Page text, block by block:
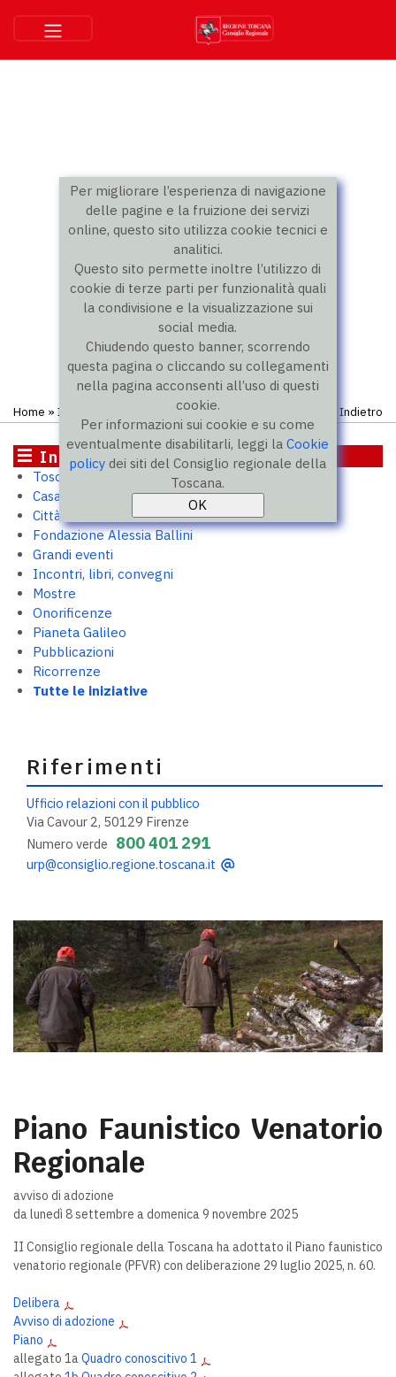
Per migliorare l’esperienza di navigazione
delle pagine e la fruizione dei servizi
online, questo sito utilizza cookie tecnici e
analitici.
Questo sito permette inoltre l’utilizzo di
cookie di terze parti per funzionalità quali
la condivisione e la visualizzazione sui
social media.
Chiudendo questo banner, scorrendo
questa pagina o cliccando su collegamenti
nella pagina acconsenti all’uso di questi
cookie.
Per informazioni sui cookie e su come
eventualmente disabilitarli, leggi laCookie
policy dei siti del Consiglio regionale della
Toscana.
Home » Iniziative Indietro
Iniziative
Toscana 2050
Casa Toscana. Outpost per PMI
Città murate
Fondazione Alessia Ballini
Grandi eventi
Incontri, libri, convegni
Mostre
Onorificenze
Pianeta Galileo
Pubblicazioni
Ricorrenze
Tutte le iniziative
Riferimenti
Ufficio relazioni con il pubblico
Via Cavour 2, 50129 Firenze
Numero verde 800 401 291
urp@consiglio.regione.toscana.it
Piano Faunistico Venatorio
Regionale
avviso di adozione
da lunedì 8 settembre a domenica 9 novembre 2025
II Consiglio regionale della Toscana ha adottato il Piano faunistico
venatorio regionale (PFVR) con deliberazione 29 luglio 2025, n. 60.
Delibera
Avviso di adozione
Piano
allegato 1aQuadro conoscitivo 1